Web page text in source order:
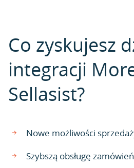
Co zyskujesz
integracji
Sellasist?
Nowe możliwości
Szybszą obsługę